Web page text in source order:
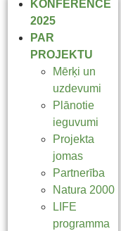
KONFERENCE
2025
PAR
PROJEKTU
Mērķi un
uzdevumi
Plānotie
ieguvumi
Projekta
jomas
Partnerība
Natura 2000
LIFE
programma